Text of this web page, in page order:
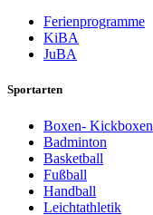
Ferienprogramme
KiBA
JuBA
Sportarten
Boxen- Kickboxen
Badminton
Basketball
Fußball
Handball
Leichtathletik